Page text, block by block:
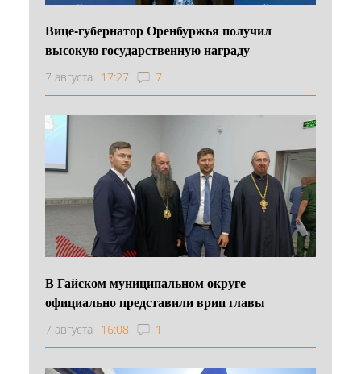
Вице-губернатор Оренбуржья получил
высокую государственную награду
7 августа 17:27 7
В Гайском муниципальном округе
официально представили врип главы
7 августа 16:08 1